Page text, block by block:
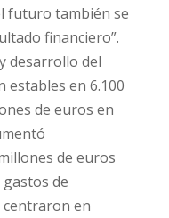
futuro también se
financiero”.
desarrollo del
estables en 6.100
de euros en
de euros
gastos de
en